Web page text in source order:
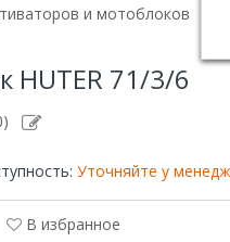
и мотоблоков
HUTER 71/3/6
Уточняйте у
В избранное